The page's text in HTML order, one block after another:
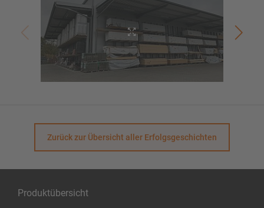
Zurück zur Übersicht aller Erfolgsgeschichten
Produktübersicht